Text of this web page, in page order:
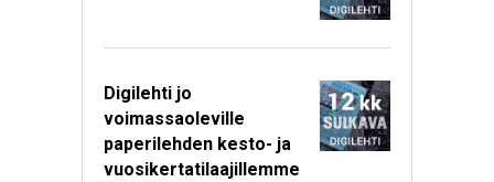
Digilehti jo
voimassaoleville
paperilehden kesto- ja
vuosikertatilaajillemme